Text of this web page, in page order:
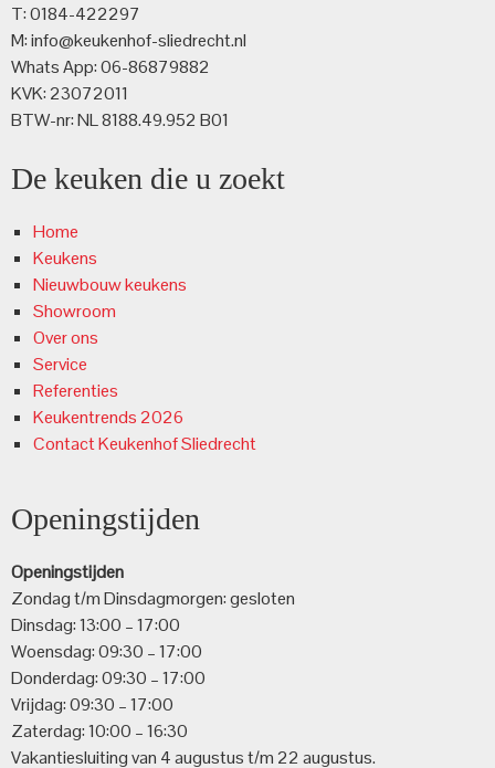
T: 0184-422297
M: info@keukenhof-sliedrecht.nl
Whats App: 06-86879882
KVK: 23072011
BTW-nr: NL 8188.49.952 B01
De keuken die u zoekt
Home
Keukens
Nieuwbouw keukens
Showroom
Over ons
Service
Referenties
Keukentrends 2026
Contact Keukenhof Sliedrecht
Openingstijden
Openingstijden
Zondag t/m Dinsdagmorgen: gesloten
Dinsdag: 13:00 – 17:00
Woensdag: 09:30 – 17:00
Donderdag: 09:30 – 17:00
Vrijdag: 09:30 – 17:00
Zaterdag: 10:00 – 16:30
Vakantiesluiting van 4 augustus t/m 22 augustus.